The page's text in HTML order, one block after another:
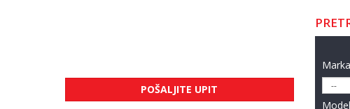
POŠALJITE UPIT
Marka
Model